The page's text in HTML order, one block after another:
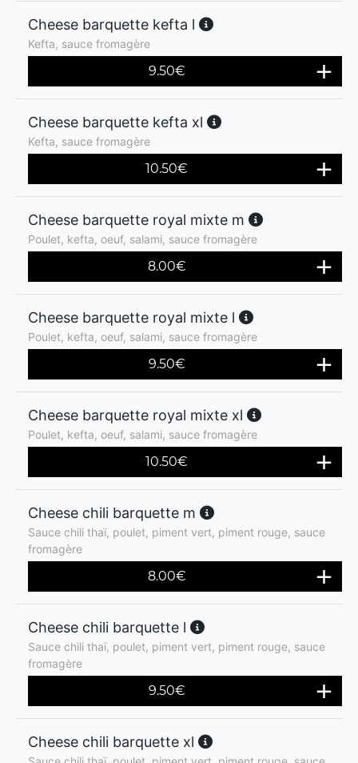
Cheese barquette kefta l
Kefta, sauce fromagère
9.50€
Cheese barquette kefta xl
Kefta, sauce fromagère
10.50€
Cheese barquette royal mixte m
Poulet, kefta, oeuf, salami, sauce fromagère
8.00€
Cheese barquette royal mixte l
Poulet, kefta, oeuf, salami, sauce fromagère
9.50€
Cheese barquette royal mixte xl
Poulet, kefta, oeuf, salami, sauce fromagère
10.50€
Cheese chili barquette m
Sauce chili thaï, poulet, piment vert, piment rouge, sauce
fromagère
8.00€
Cheese chili barquette l
Sauce chili thaï, poulet, piment vert, piment rouge, sauce
fromagère
9.50€
Cheese chili barquette xl